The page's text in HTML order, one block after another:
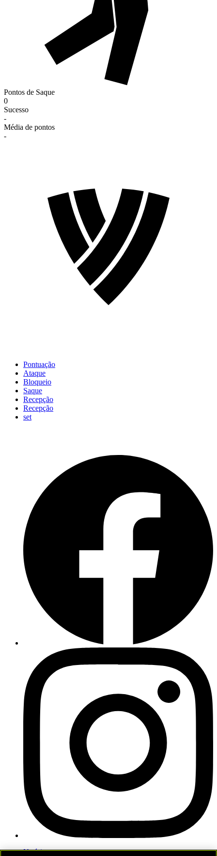
Pontos de Saque
0
Sucesso
-
Média de pontos
-
Pontuação
Ataque
Bloqueio
Saque
Recepção
Recepção
set
Notícias